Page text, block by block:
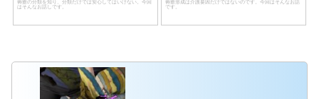
褥瘡の分類を知り、分類だけでは安心してはいけない。今回
はそんなお話しです。
褥瘡形成は介護要因だけではないのです。今回はそんなお話
です。